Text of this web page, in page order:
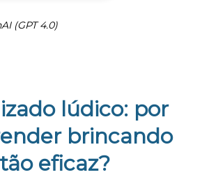
(GPT 4.0)
lúdico: por
brincando
eficaz?